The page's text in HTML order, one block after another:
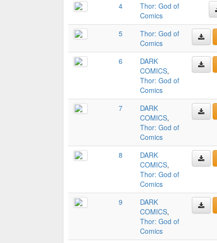
4
Thor: God of
Comics
5
Thor: God of
Comics
6
DARK
COMICS,
Thor: God of
Comics
7
DARK
COMICS,
Thor: God of
Comics
8
DARK
COMICS,
Thor: God of
Comics
9
DARK
COMICS,
Thor: God of
Comics